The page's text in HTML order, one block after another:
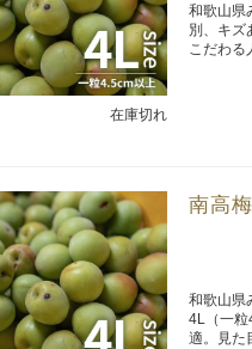
在庫切れ
和歌山県
別、キズ
こだわる
南高
和歌山県
4L（一粒
適。見た